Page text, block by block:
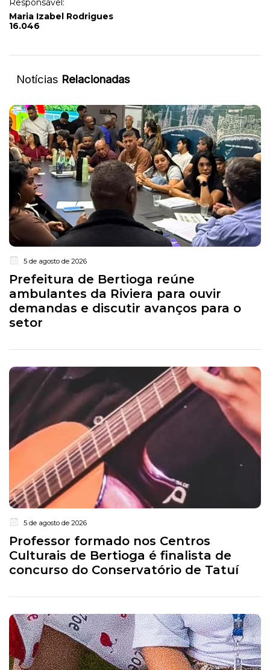
Responsável:
Maria Izabel Rodrigues
16.046
Notícias Relacionadas
5 de agosto de 2026
Prefeitura de Bertioga reúne
ambulantes da Riviera para ouvir
demandas e discutir avanços para o
setor
5 de agosto de 2026
Professor formado nos Centros
Culturais de Bertioga é finalista de
concurso do Conservatório de Tatuí